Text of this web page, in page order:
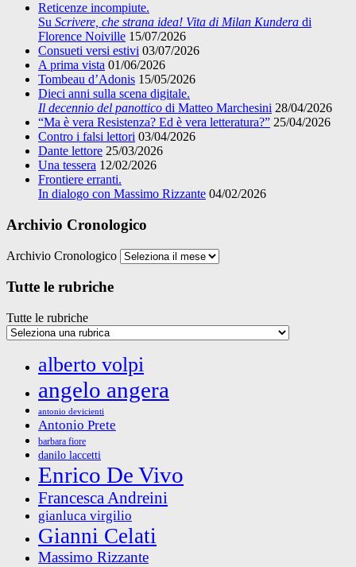
Reticenze incompiute.
Su Scrivere, che strana idea! Vita di Milan Kundera di
Florence Noiville 15/07/2026
Consueti versi estivi 03/07/2026
A prima vista 01/06/2026
Tombeau d’Adonis 15/05/2026
Dieci anni sulla scena digitale.
Il decennio del panottico di Matteo Marchesini 28/04/2026
“Ma è vera Resistenza? Ed è vera letteratura?” 25/04/2026
Contro i falsi lettori 03/04/2026
Dante lettore 25/03/2026
Una tessera 12/02/2026
Frontiere erranti.
In dialogo con Massimo Rizzante 04/02/2026
Archivio Cronologico
Archivio Cronologico
Tutte le rubriche
Tutte le rubriche
alberto volpi
angelo angera
antonio devicienti
Antonio Prete
barbara fiore
danilo laccetti
Enrico De Vivo
Francesca Andreini
gianluca virgilio
Gianni Celati
Massimo Rizzante